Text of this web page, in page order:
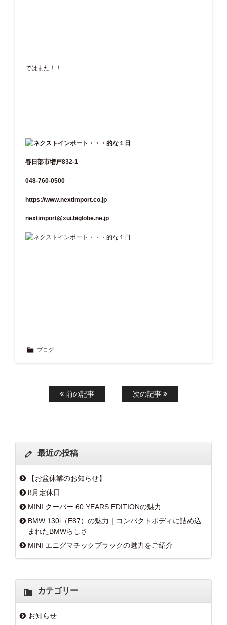
ではまた！！
春日部市増戸832-1
048-760-0500
https://www.nextimport.co.jp
nextimport@xui.biglobe.ne.jp
ブログ
前の記事 次の記事
最近の投稿
【お盆休業のお知らせ】
8月定休日
MINI クーパー 60 YEARS EDITIONの魅力
BMW 130i（E87）の魅力｜コンパクトボディに詰め込
まれたBMWらしさ
MINI エニグマチックブラックの魅力をご紹介
カテゴリー
お知らせ